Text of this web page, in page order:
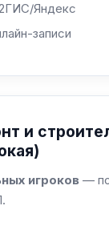
Яндекс
записи
и
игроков —